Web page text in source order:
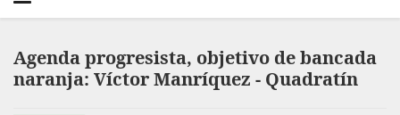
Agenda progresista, objetivo de bancada
naranja: Víctor Manríquez - Quadratín